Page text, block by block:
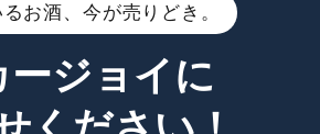
お酒、今が売りどき。
ージョイに